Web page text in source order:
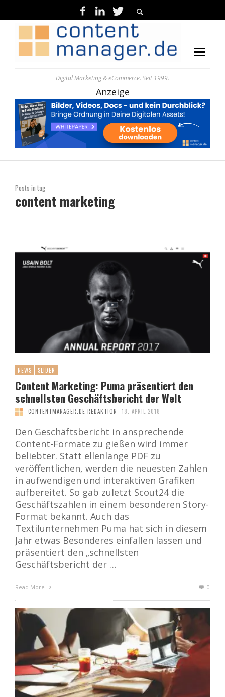
Digital Marketing & eCommerce. Seit 1999.
Anzeige
Posts in tag
content marketing
NEWS SLIDER
Content Marketing: Puma präsentiert den
schnellsten Geschäftsbericht der Welt
CONTENTMANAGER.DE REDAKTION 18. APRIL 2018
Den Geschäftsbericht in ansprechende
Content-Formate zu gießen wird immer
beliebter. Statt ellenlange PDF zu
veröffentlichen, werden die neuesten Zahlen
in aufwendigen und interaktiven Grafiken
aufbereitet. So gab zuletzt Scout24 die
Geschäftszahlen in einem besonderen Story-
Format bekannt. Auch das
Textilunternehmen Puma hat sich in diesem
Jahr etwas Besonderes einfallen lassen und
präsentiert den „schnellsten
Geschäftsbericht der …
Read More 0